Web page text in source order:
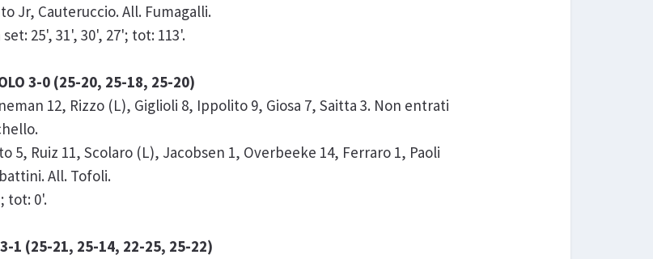
Jr, Cauteruccio. All. Fumagalli.
25', 31', 30', 27'; tot: 113'.
3-0 (25-20, 25-18, 25-20)
12, Rizzo (L), Giglioli 8, Ippolito 9, Giosa 7, Saitta 3. Non entrati
5, Ruiz 11, Scolaro (L), Jacobsen 1, Overbeeke 14, Ferraro 1, Paoli
All. Tofoli.
tot: 0'.
3-1 (25-21, 25-14, 22-25, 25-22)